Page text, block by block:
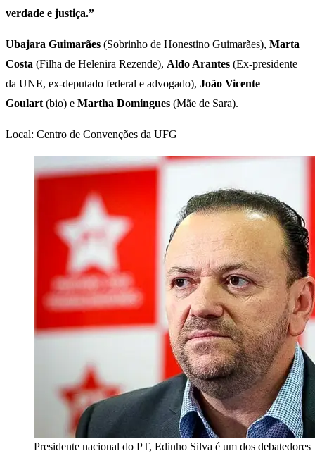
verdade e justiça.”
Ubajara Guimarães (Sobrinho de Honestino Guimarães), Marta
Costa (Filha de Helenira Rezende), Aldo Arantes (Ex-presidente
da UNE, ex-deputado federal e advogado), João Vicente
Goulart (bio) e Martha Domingues (Mãe de Sara).
Local: Centro de Convenções da UFG
Presidente nacional do PT, Edinho Silva é um dos debatedores